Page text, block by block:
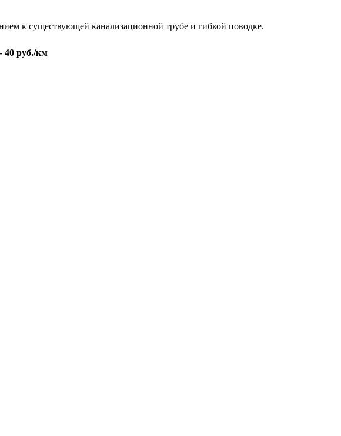
к существующей канализационной трубе и гибкой поводке.
40 руб./км